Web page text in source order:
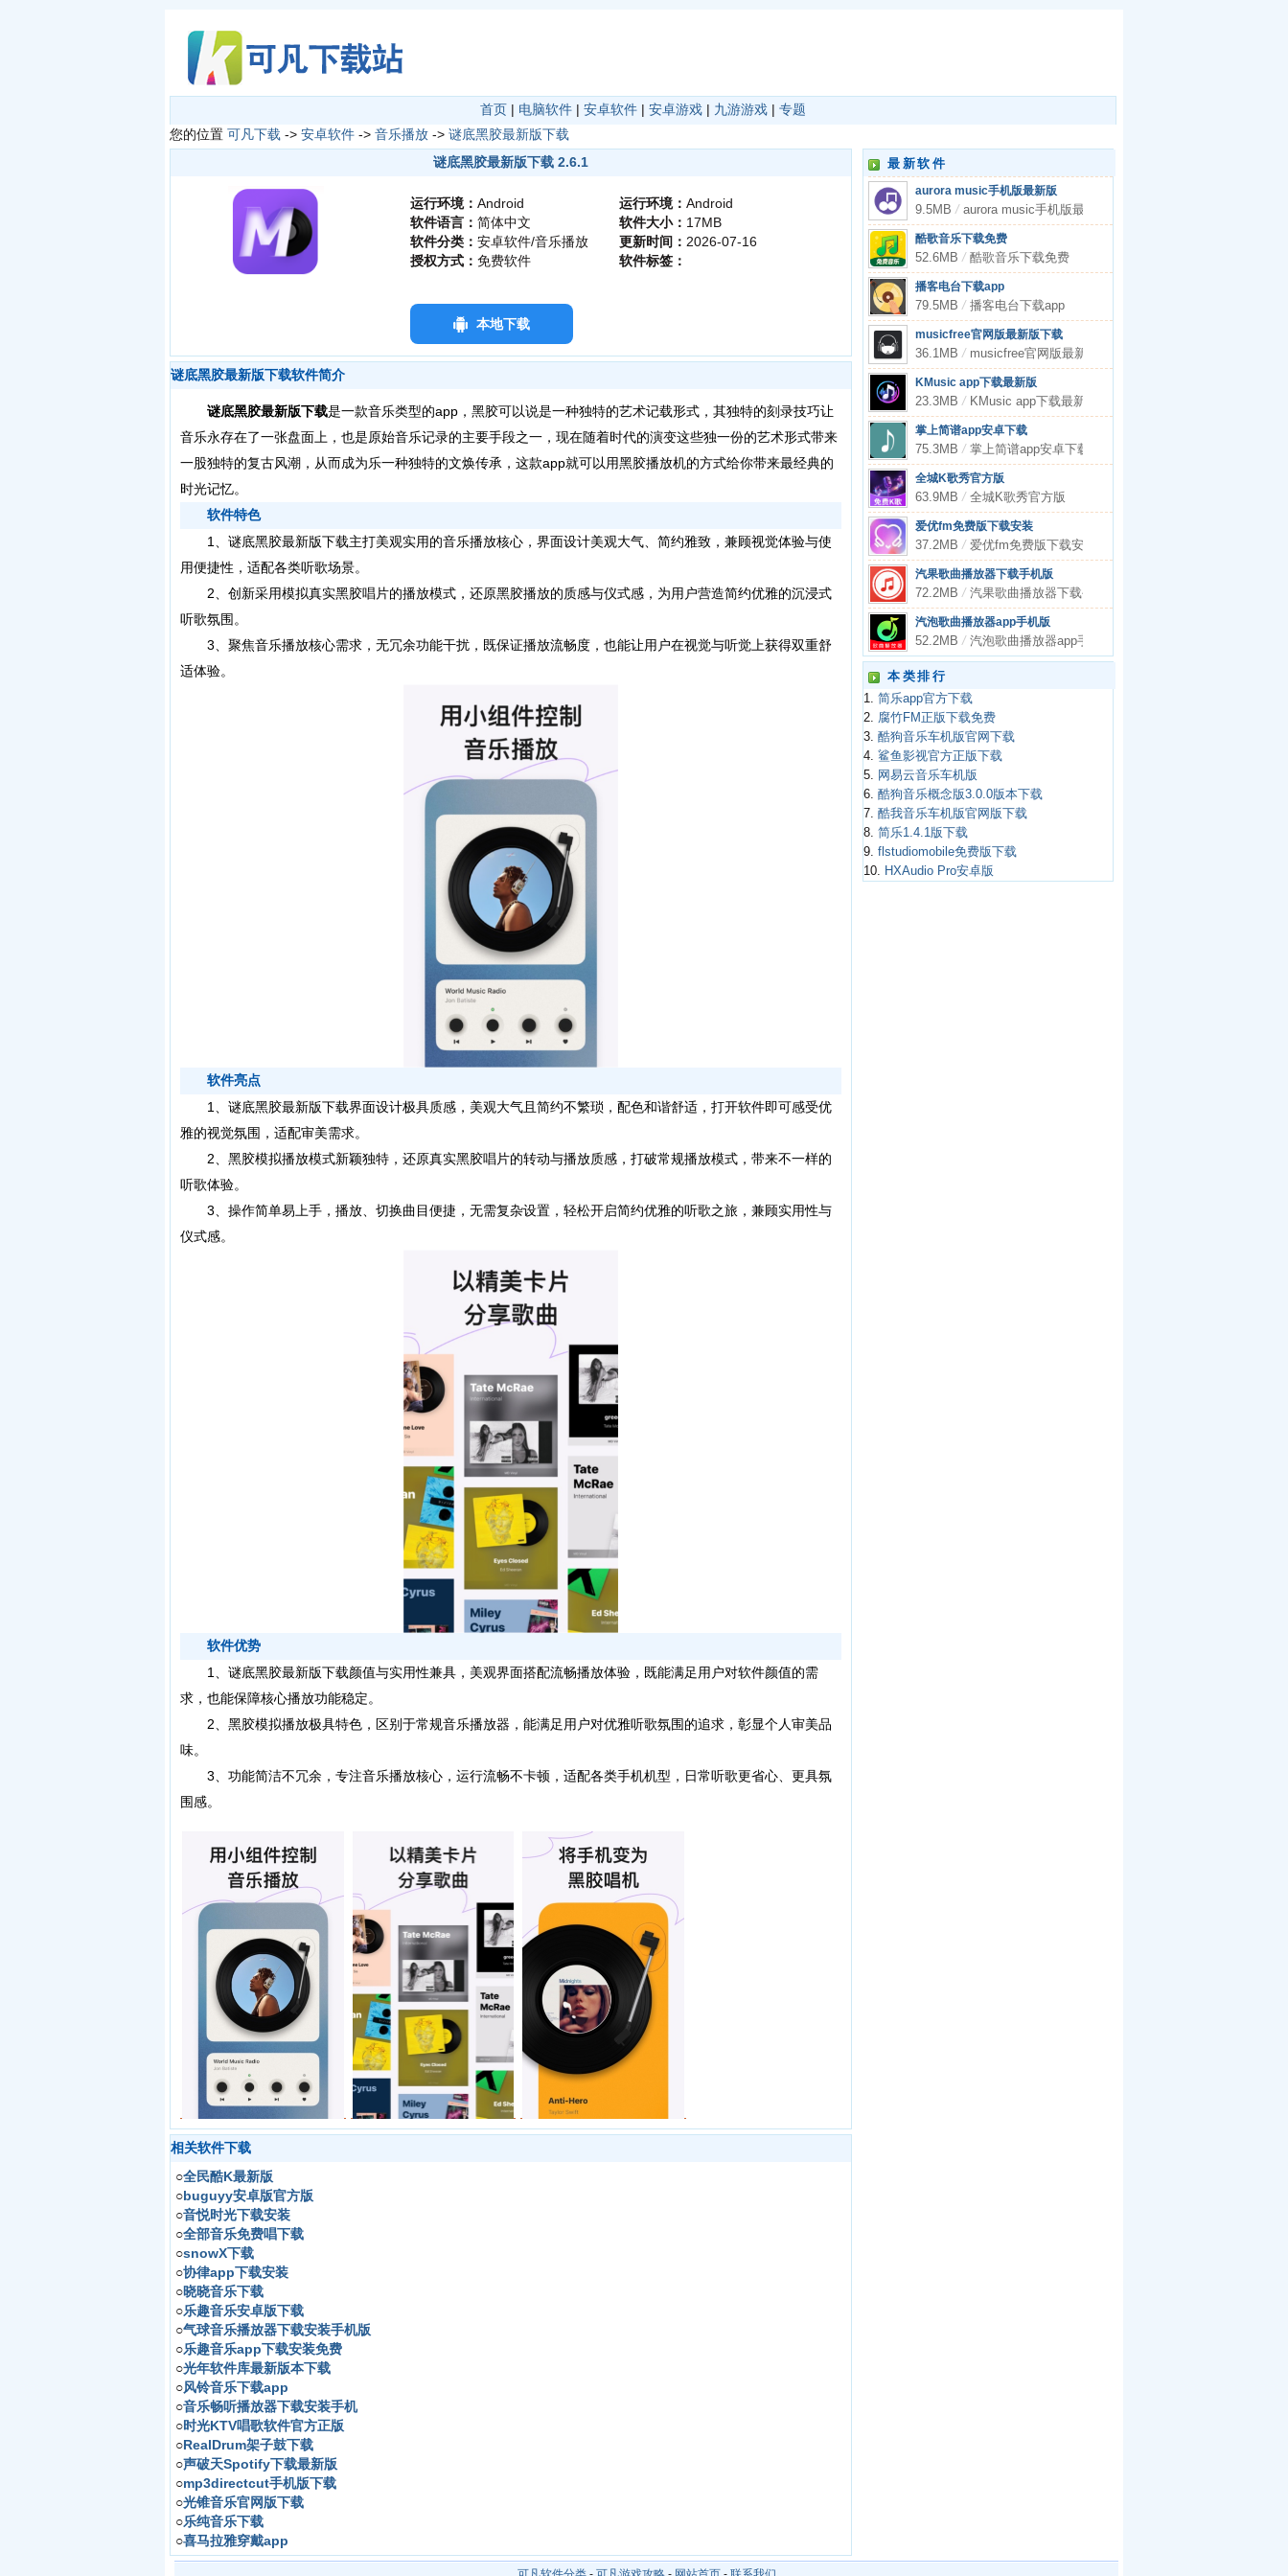
首页 | 电脑软件 | 安卓软件 | 安卓游戏 | 九游游戏 | 专题
您的位置 可凡下载 -> 安卓软件 -> 音乐播放 -> 谜底黑胶最新版下载
谜底黑胶最新版下载 2.6.1
运行环境： Android
软件语言： 简体中文
软件分类： 安卓软件/音乐播放
授权方式： 免费软件
运行环境： Android
软件大小： 17MB
更新时间： 2026-07-16
软件标签：
本地下载
谜底黑胶最新版下载软件简介
谜底黑胶最新版下载是一款音乐类型的app，黑胶可以说是一种独特的艺术记载形式，其独特的刻录技巧让
音乐永存在了一张盘面上，也是原始音乐记录的主要手段之一，现在随着时代的演变这些独一份的艺术形式带来
一股独特的复古风潮，从而成为乐一种独特的文焕传承，这款app就可以用黑胶播放机的方式给你带来最经典的
时光记忆。
软件特色
1、谜底黑胶最新版下载主打美观实用的音乐播放核心，界面设计美观大气、简约雅致，兼顾视觉体验与使
用便捷性，适配各类听歌场景。
2、创新采用模拟真实黑胶唱片的播放模式，还原黑胶播放的质感与仪式感，为用户营造简约优雅的沉浸式
听歌氛围。
3、聚焦音乐播放核心需求，无冗余功能干扰，既保证播放流畅度，也能让用户在视觉与听觉上获得双重舒
适体验。
软件亮点
1、谜底黑胶最新版下载界面设计极具质感，美观大气且简约不繁琐，配色和谐舒适，打开软件即可感受优
雅的视觉氛围，适配审美需求。
2、黑胶模拟播放模式新颖独特，还原真实黑胶唱片的转动与播放质感，打破常规播放模式，带来不一样的
听歌体验。
3、操作简单易上手，播放、切换曲目便捷，无需复杂设置，轻松开启简约优雅的听歌之旅，兼顾实用性与
仪式感。
软件优势
1、谜底黑胶最新版下载颜值与实用性兼具，美观界面搭配流畅播放体验，既能满足用户对软件颜值的需
求，也能保障核心播放功能稳定。
2、黑胶模拟播放极具特色，区别于常规音乐播放器，能满足用户对优雅听歌氛围的追求，彰显个人审美品
味。
3、功能简洁不冗余，专注音乐播放核心，运行流畅不卡顿，适配各类手机机型，日常听歌更省心、更具氛
围感。
相关软件下载
○全民酷K最新版
○buguyy安卓版官方版
○音悦时光下载安装
○全部音乐免费唱下载
○snowX下载
○协律app下载安装
○晓晓音乐下载
○乐趣音乐安卓版下载
○气球音乐播放器下载安装手机版
○乐趣音乐app下载安装免费
○光年软件库最新版本下载
○风铃音乐下载app
○音乐畅听播放器下载安装手机
○时光KTV唱歌软件官方正版
○RealDrum架子鼓下载
○声破天Spotify下载最新版
○mp3directcut手机版下载
○光锥音乐官网版下载
○乐纯音乐下载
○喜马拉雅穿戴app
最新软件
aurora music手机版最新版
9.5MB/ aurora music手机版最新版
酷歌音乐下载免费
52.6MB/ 酷歌音乐下载免费
播客电台下载app
79.5MB/ 播客电台下载app
musicfree官网版最新版下载
36.1MB/ musicfree官网版最新版下载
KMusic app下载最新版
23.3MB/ KMusic app下载最新版
掌上简谱app安卓下载
75.3MB/ 掌上简谱app安卓下载
全城K歌秀官方版
63.9MB/ 全城K歌秀官方版
爱优fm免费版下载安装
37.2MB/ 爱优fm免费版下载安装
汽果歌曲播放器下载手机版
72.2MB/ 汽果歌曲播放器下载手机版
汽泡歌曲播放器app手机版
52.2MB/ 汽泡歌曲播放器app手机版
本类排行
1. 简乐app官方下载
2. 腐竹FM正版下载免费
3. 酷狗音乐车机版官网下载
4. 鲨鱼影视官方正版下载
5. 网易云音乐车机版
6. 酷狗音乐概念版3.0.0版本下载
7. 酷我音乐车机版官网版下载
8. 简乐1.4.1版下载
9. flstudiomobile免费版下载
10. HXAudio Pro安卓版